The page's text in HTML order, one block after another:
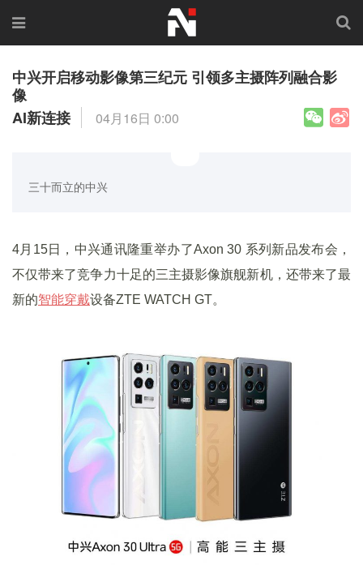
中兴开启移动影像第三纪元 引领多主摄阵列融合影
像
AI新连接
04月16日 0:00
三十而立的中兴
4月15日，中兴通讯隆重举办了Axon 30 系列新品发布会，
不仅带来了竞争力十足的三主摄影像旗舰新机，还带来了最
新的智能穿戴设备ZTE WATCH GT。